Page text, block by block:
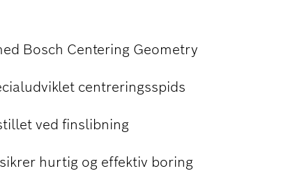
Bosch Centering Geometry
centreringsspids
ved finslibning
hurtig og effektiv boring